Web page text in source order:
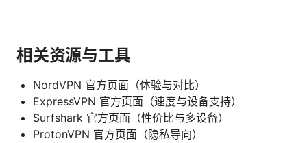
相关资源与工具
NordVPN 官方页面（体验与对比）
ExpressVPN 官方页面（速度与设备支持）
Surfshark 官方页面（性价比与多设备）
ProtonVPN 官方页面（隐私导向）